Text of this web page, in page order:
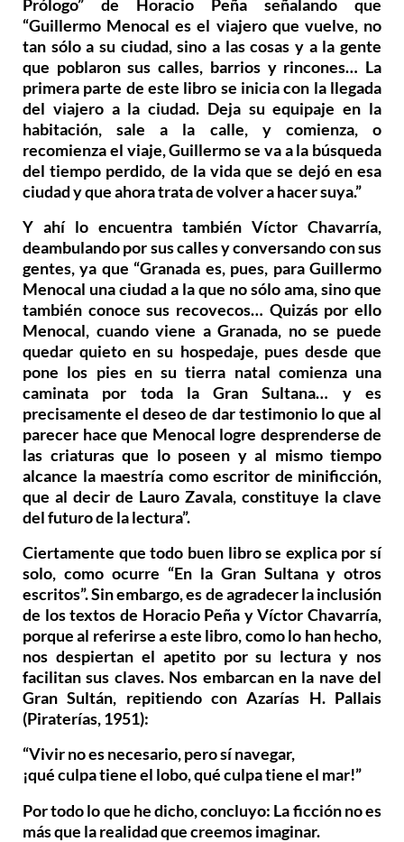
Prólogo” de Horacio Peña señalando que
“Guillermo Menocal es el viajero que vuelve, no
tan sólo a su ciudad, sino a las cosas y a la gente
que poblaron sus calles, barrios y rincones… La
primera parte de este libro se inicia con la llegada
del viajero a la ciudad. Deja su equipaje en la
habitación, sale a la calle, y comienza, o
recomienza el viaje, Guillermo se va a la búsqueda
del tiempo perdido, de la vida que se dejó en esa
ciudad y que ahora trata de volver a hacer suya.”
Y ahí lo encuentra también Víctor Chavarría,
deambulando por sus calles y conversando con sus
gentes, ya que “Granada es, pues, para Guillermo
Menocal una ciudad a la que no sólo ama, sino que
también conoce sus recovecos… Quizás por ello
Menocal, cuando viene a Granada, no se puede
quedar quieto en su hospedaje, pues desde que
pone los pies en su tierra natal comienza una
caminata por toda la Gran Sultana… y es
precisamente el deseo de dar testimonio lo que al
parecer hace que Menocal logre desprenderse de
las criaturas que lo poseen y al mismo tiempo
alcance la maestría como escritor de minificción,
que al decir de Lauro Zavala, constituye la clave
del futuro de la lectura”.
Ciertamente que todo buen libro se explica por sí
solo, como ocurre “En la Gran Sultana y otros
escritos”. Sin embargo, es de agradecer la inclusión
de los textos de Horacio Peña y Víctor Chavarría,
porque al referirse a este libro, como lo han hecho,
nos despiertan el apetito por su lectura y nos
facilitan sus claves. Nos embarcan en la nave del
Gran Sultán, repitiendo con Azarías H. Pallais
(Piraterías, 1951):
“Vivir no es necesario, pero sí navegar,
¡qué culpa tiene el lobo, qué culpa tiene el mar!”
Por todo lo que he dicho, concluyo: La ficción no es
más que la realidad que creemos imaginar.